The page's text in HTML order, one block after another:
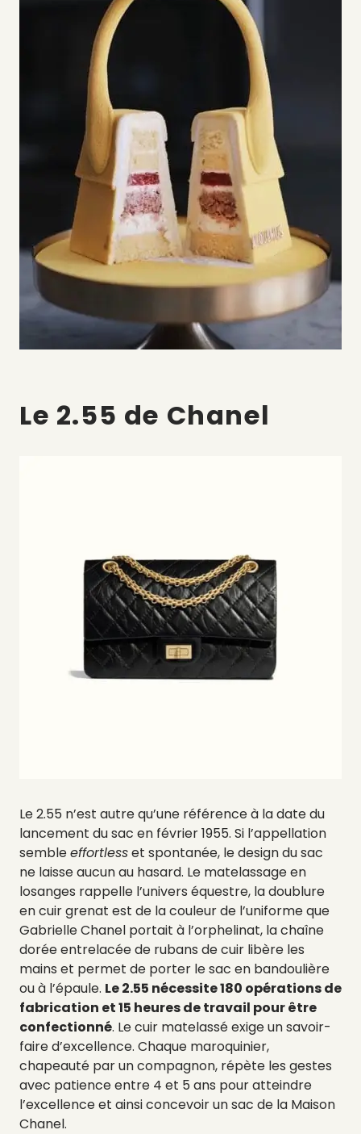
Le 2.55 de Chanel
Le 2.55 n’est autre qu’une référence à la date du
lancement du sac en février 1955. Si l’appellation
sembleeffortlesset spontanée, le design du sac
ne laisse aucun au hasard. Le matelassage en
losanges rappelle l’univers équestre, la doublure
en cuir grenat est de la couleur de l’uniforme que
Gabrielle Chanel portait à l’orphelinat, la chaîne
dorée entrelacée de rubans de cuir libère les
mains et permet de porter le sac en bandoulière
ou à l’épaule. Le 2.55 nécessite 180 opérations de
fabrication et 15 heures de travail pour être
confectionné. Le cuir matelassé exige un savoir-
faire d’excellence. Chaque maroquinier,
chapeauté par un compagnon, répète les gestes
avec patience entre 4 et 5 ans pour atteindre
l’excellence et ainsi concevoir un sac de la Maison
Chanel.